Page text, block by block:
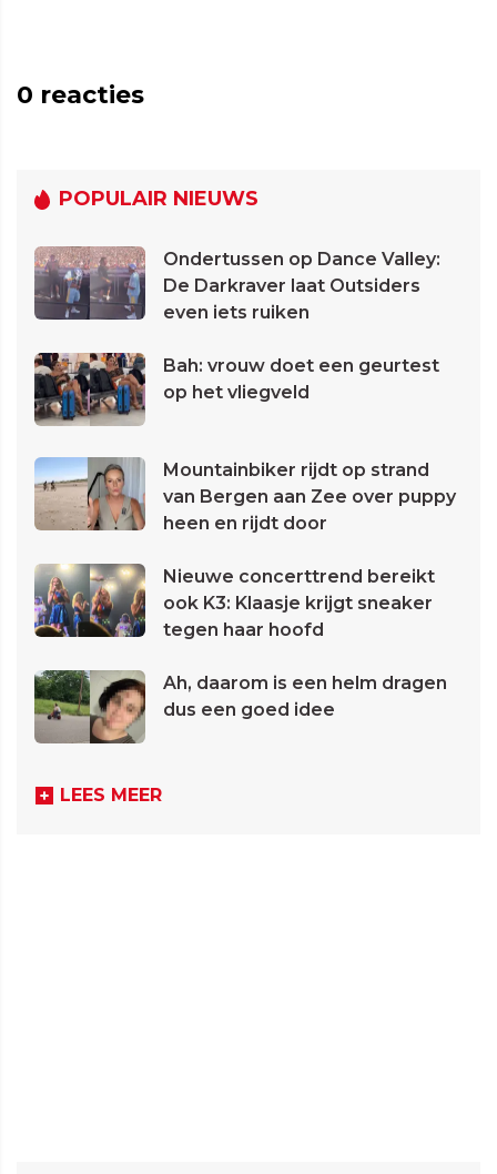
0 reacties
POPULAIR NIEUWS
Ondertussen op Dance Valley:
De Darkraver laat Outsiders
even iets ruiken
Bah: vrouw doet een geurtest
op het vliegveld
Mountainbiker rijdt op strand
van Bergen aan Zee over puppy
heen en rijdt door
Nieuwe concerttrend bereikt
ook K3: Klaasje krijgt sneaker
tegen haar hoofd
Ah, daarom is een helm dragen
dus een goed idee
LEES MEER